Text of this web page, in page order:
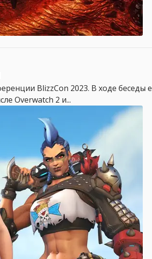
BlizzCon 2023. В ходе беседы
Overwatch 2 и...